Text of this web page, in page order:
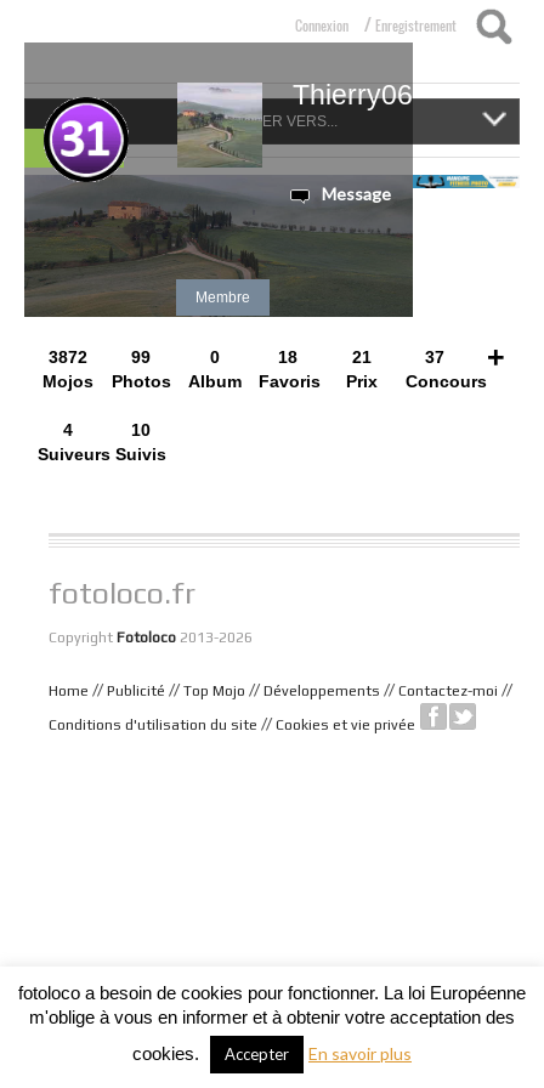
Connexion / Enregistrement
NAVIGUER VERS...
Thierry06
Suivre
Membre
Message
3872
Mojos
99
Photos
0
Album
18
Favoris
21
Prix
37
Concours
4
Suiveurs
10
Suivis
+
fotoloco.fr
Copyright Fotoloco 2013-2026
Home // Publicité // Top Mojo // Développements // Contactez-moi //
Conditions d'utilisation du site // Cookies et vie privée
fotoloco a besoin de cookies pour fonctionner. La loi Européenne
m'oblige à vous en informer et à obtenir votre acceptation des
cookies.
Accepter En savoir plus